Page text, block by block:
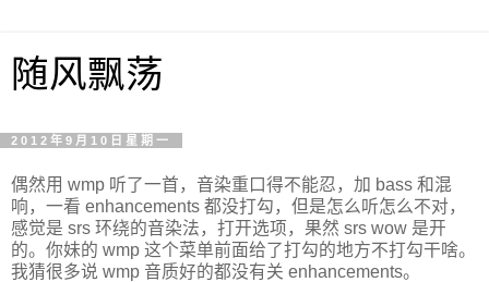
随风飘荡
2012年9月10日星期一
偶然用 wmp 听了一首，音染重口得不能忍，加 bass 和混
响，一看 enhancements 都没打勾，但是怎么听怎么不对，
感觉是 srs 环绕的音染法，打开选项，果然 srs wow 是开
的。你妹的 wmp 这个菜单前面给了打勾的地方不打勾干啥。
我猜很多说 wmp 音质好的都没有关 enhancements。